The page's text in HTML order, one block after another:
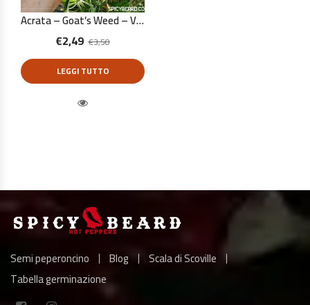
Acrata – Goat’s Weed – Viagra Natural – Capsicum Annuum – 10 Semi Puri
€3,50
€2,49
LEGGI TUTTO
Semi peperoncino Blog
Scala di Scoville
Tabella germinazione